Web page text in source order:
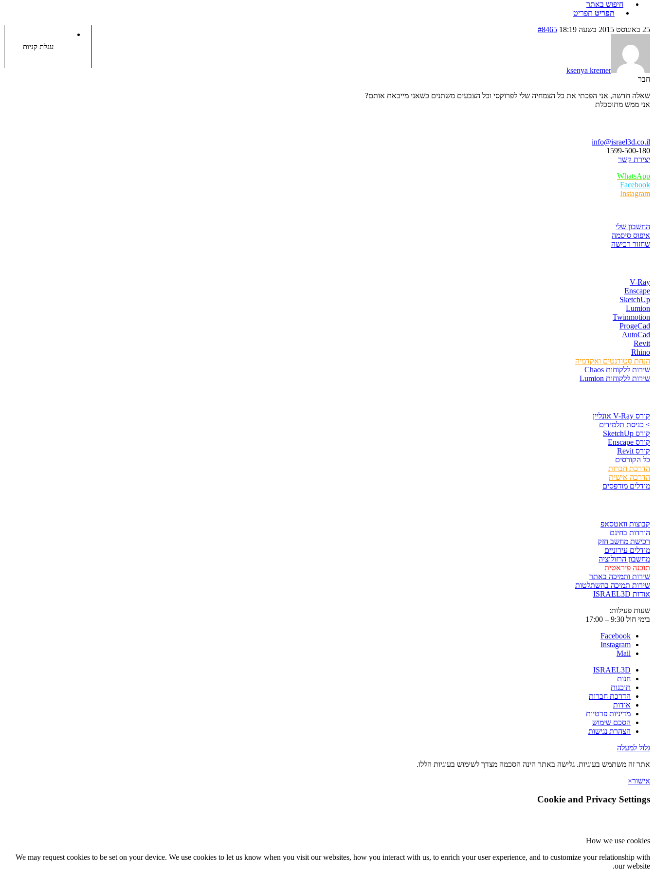
חיפוש באתר
תפריט תפריט
עגלת קניות
25 באוגוסט 2015 בשעה 18:19 #8465
ksenya kremer
חבר
שאלה חדשה, אני הפכתי את כל הצמחיה שלי לפרוקסי וכל הצבעים משתנים כשאני מייבאת אותם?
אני ממש מתוסכלת
info@israel3d.co.il
1599-500-180
יצירת קשר
WhatsApp
Facebook
Instagram
החשבון שלי
איפוס סיסמה
שחזור רכישה
V-Ray
Enscape
SketchUp
Lumion
Twinmotion
ProgeCad
AutoCad
Revit
Rhino
הנחת סטודנטים ואקדמיה
שירות ללקוחות Chaos
שירות ללקוחות Lumion
קורס V-Ray אונליין
> כניסת תלמידים
קורס SketchUp
קורס Enscape
קורס Revit
כל הקורסים
הדרכת חברות
הדרכה אישית
מודלים מודפסים
קבוצות וואטסאפ
הורדות בחינם
רכישת מחשב חזק
מודלים עירוניים
מחשבון הרזולוציה
תוכנה פיראטית
שירות ותמיכה באתר
שירות תמיכה בהשתלטות
אודות ISRAEL3D
שעות פעילות:
בימי חול 9:30 – 17:00
Facebook
Instagram
Mail
ISRAEL3D
חנות
תוכנות
הדרכת חברות
אודות
מדיניות פרטיות
הסכם שימוש
הצהרת נגישות
גלול למעלה
אתר זה משתמש בעוגיות. גלישה באתר הינה הסכמה מצדך לשימוש בעוגיות הללו.
אישור×
Cookie and Privacy Settings
How we use cookies
We may request cookies to be set on your device. We use cookies to let us know when you visit our websites, how you interact with us, to enrich your user experience, and to customize your relationship with
our website.